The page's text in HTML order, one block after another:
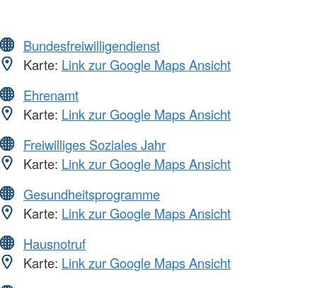
Bundesfreiwilligendienst
Karte: Link zur Google Maps Ansicht
Ehrenamt
Karte: Link zur Google Maps Ansicht
Freiwilliges Soziales Jahr
Karte: Link zur Google Maps Ansicht
Gesundheitsprogramme
Karte: Link zur Google Maps Ansicht
Hausnotruf
Karte: Link zur Google Maps Ansicht